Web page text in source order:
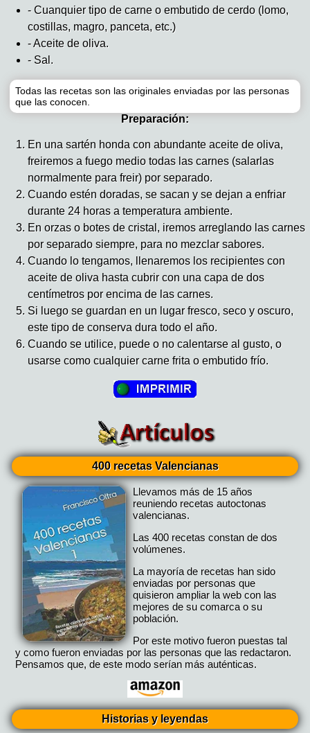
- Cuanquier tipo de carne o embutido de cerdo (lomo,
costillas, magro, panceta, etc.)
- Aceite de oliva.
- Sal.
Todas las recetas son las originales enviadas por las personas
que las conocen.
Preparación:
En una sartén honda con abundante aceite de oliva,
freiremos a fuego medio todas las carnes (salarlas
normalmente para freir) por separado.
Cuando estén doradas, se sacan y se dejan a enfriar
durante 24 horas a temperatura ambiente.
En orzas o botes de cristal, iremos arreglando las carnes
por separado siempre, para no mezclar sabores.
Cuando lo tengamos, llenaremos los recipientes con
aceite de oliva hasta cubrir con una capa de dos
centímetros por encima de las carnes.
Si luego se guardan en un lugar fresco, seco y oscuro,
este tipo de conserva dura todo el año.
Cuando se utilice, puede o no calentarse al gusto, o
usarse como cualquier carne frita o embutido frío.
400 recetas Valencianas
Llevamos más de 15 años
reuniendo recetas autoctonas
valencianas.
Las 400 recetas constan de dos
volúmenes.
La mayoría de recetas han sido
enviadas por personas que
quisieron ampliar la web con las
mejores de su comarca o su
población.
Por este motivo fueron puestas tal
y como fueron enviadas por las personas que las redactaron.
Pensamos que, de este modo serían más auténticas.
Historias y leyendas